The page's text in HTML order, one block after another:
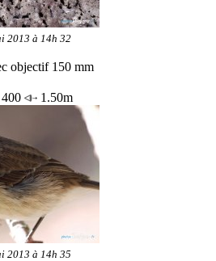
2013 à 14h 32
objectif 150 mm
400 1.50m
2013 à 14h 35